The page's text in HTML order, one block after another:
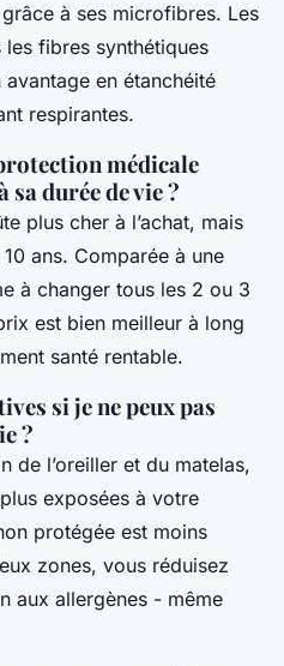
à ses microfibres. Les
fibres synthétiques
en étanchéité
respirantes.
médicale
durée de vie ?
plus cher à l’achat, mais
ans. Comparée à une
à changer tous les 2 ou 3
est bien meilleur à long
santé rentable.
si je ne peux pas
?
de l’oreiller et du matelas,
exposées à votre
protégée est moins
zones, vous réduisez
aux allergènes - même